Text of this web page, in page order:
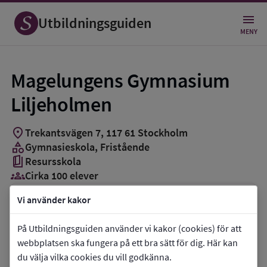
Vi använder kakor
På Utbildningsguiden använder vi kakor (cookies) för att
webbplatsen ska fungera på ett bra sätt för dig. Här kan
du välja vilka cookies du vill godkänna.
Utbildningsguiden MENY
Magelungens Gymnasium
Liljeholmen
location_onTrekantsvägen 7, 117 61 Stockholm
categoryGymnasieskola, Fristående
book_5 Resursskola
groups_3Cirka 100 elever
Vill du kontakta skolan?
phoneTelefon:072-2465610
mail E-post: hanna.mayer@magelungen.com